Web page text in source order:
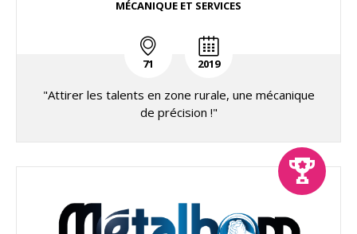
MÉCANIQUE ET SERVICES
71 2019
"Attirer les talents en zone rurale, une mécanique
de précision !"